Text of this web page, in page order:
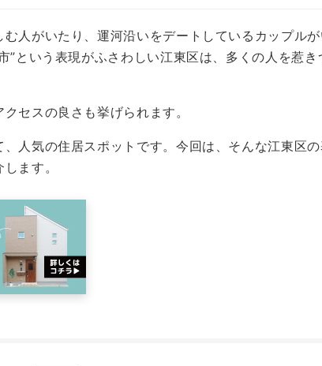
人がいたり、運河沿いをデートしているカップルが
”という表現がふさわしい江東区は、多くの人を惹き
セスの良さも挙げられます。
人気の住居スポットです。今回は、そんな江東区
ます。